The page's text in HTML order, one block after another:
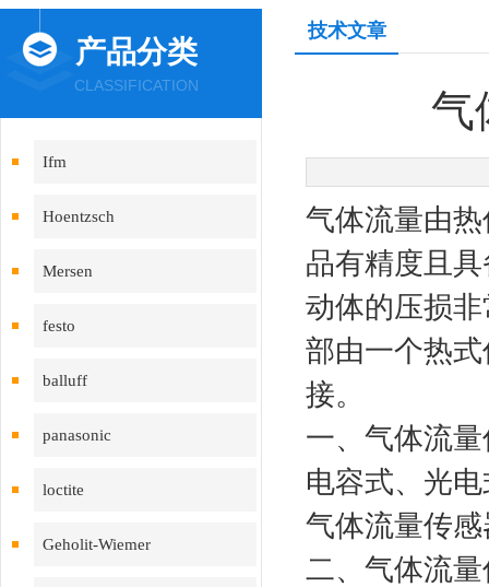
产品分类
CLASSIFICATION
Ifm
Hoentzsch
Mersen
festo
balluff
panasonic
loctite
Geholit-Wiemer
技术文章
气
气体流量由
品有精度且
动体的压损
部由一个热
接。
一、气体流
电容式、光
气体流量传
二、气体流